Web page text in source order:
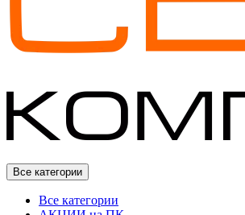
Все категории
Все категории